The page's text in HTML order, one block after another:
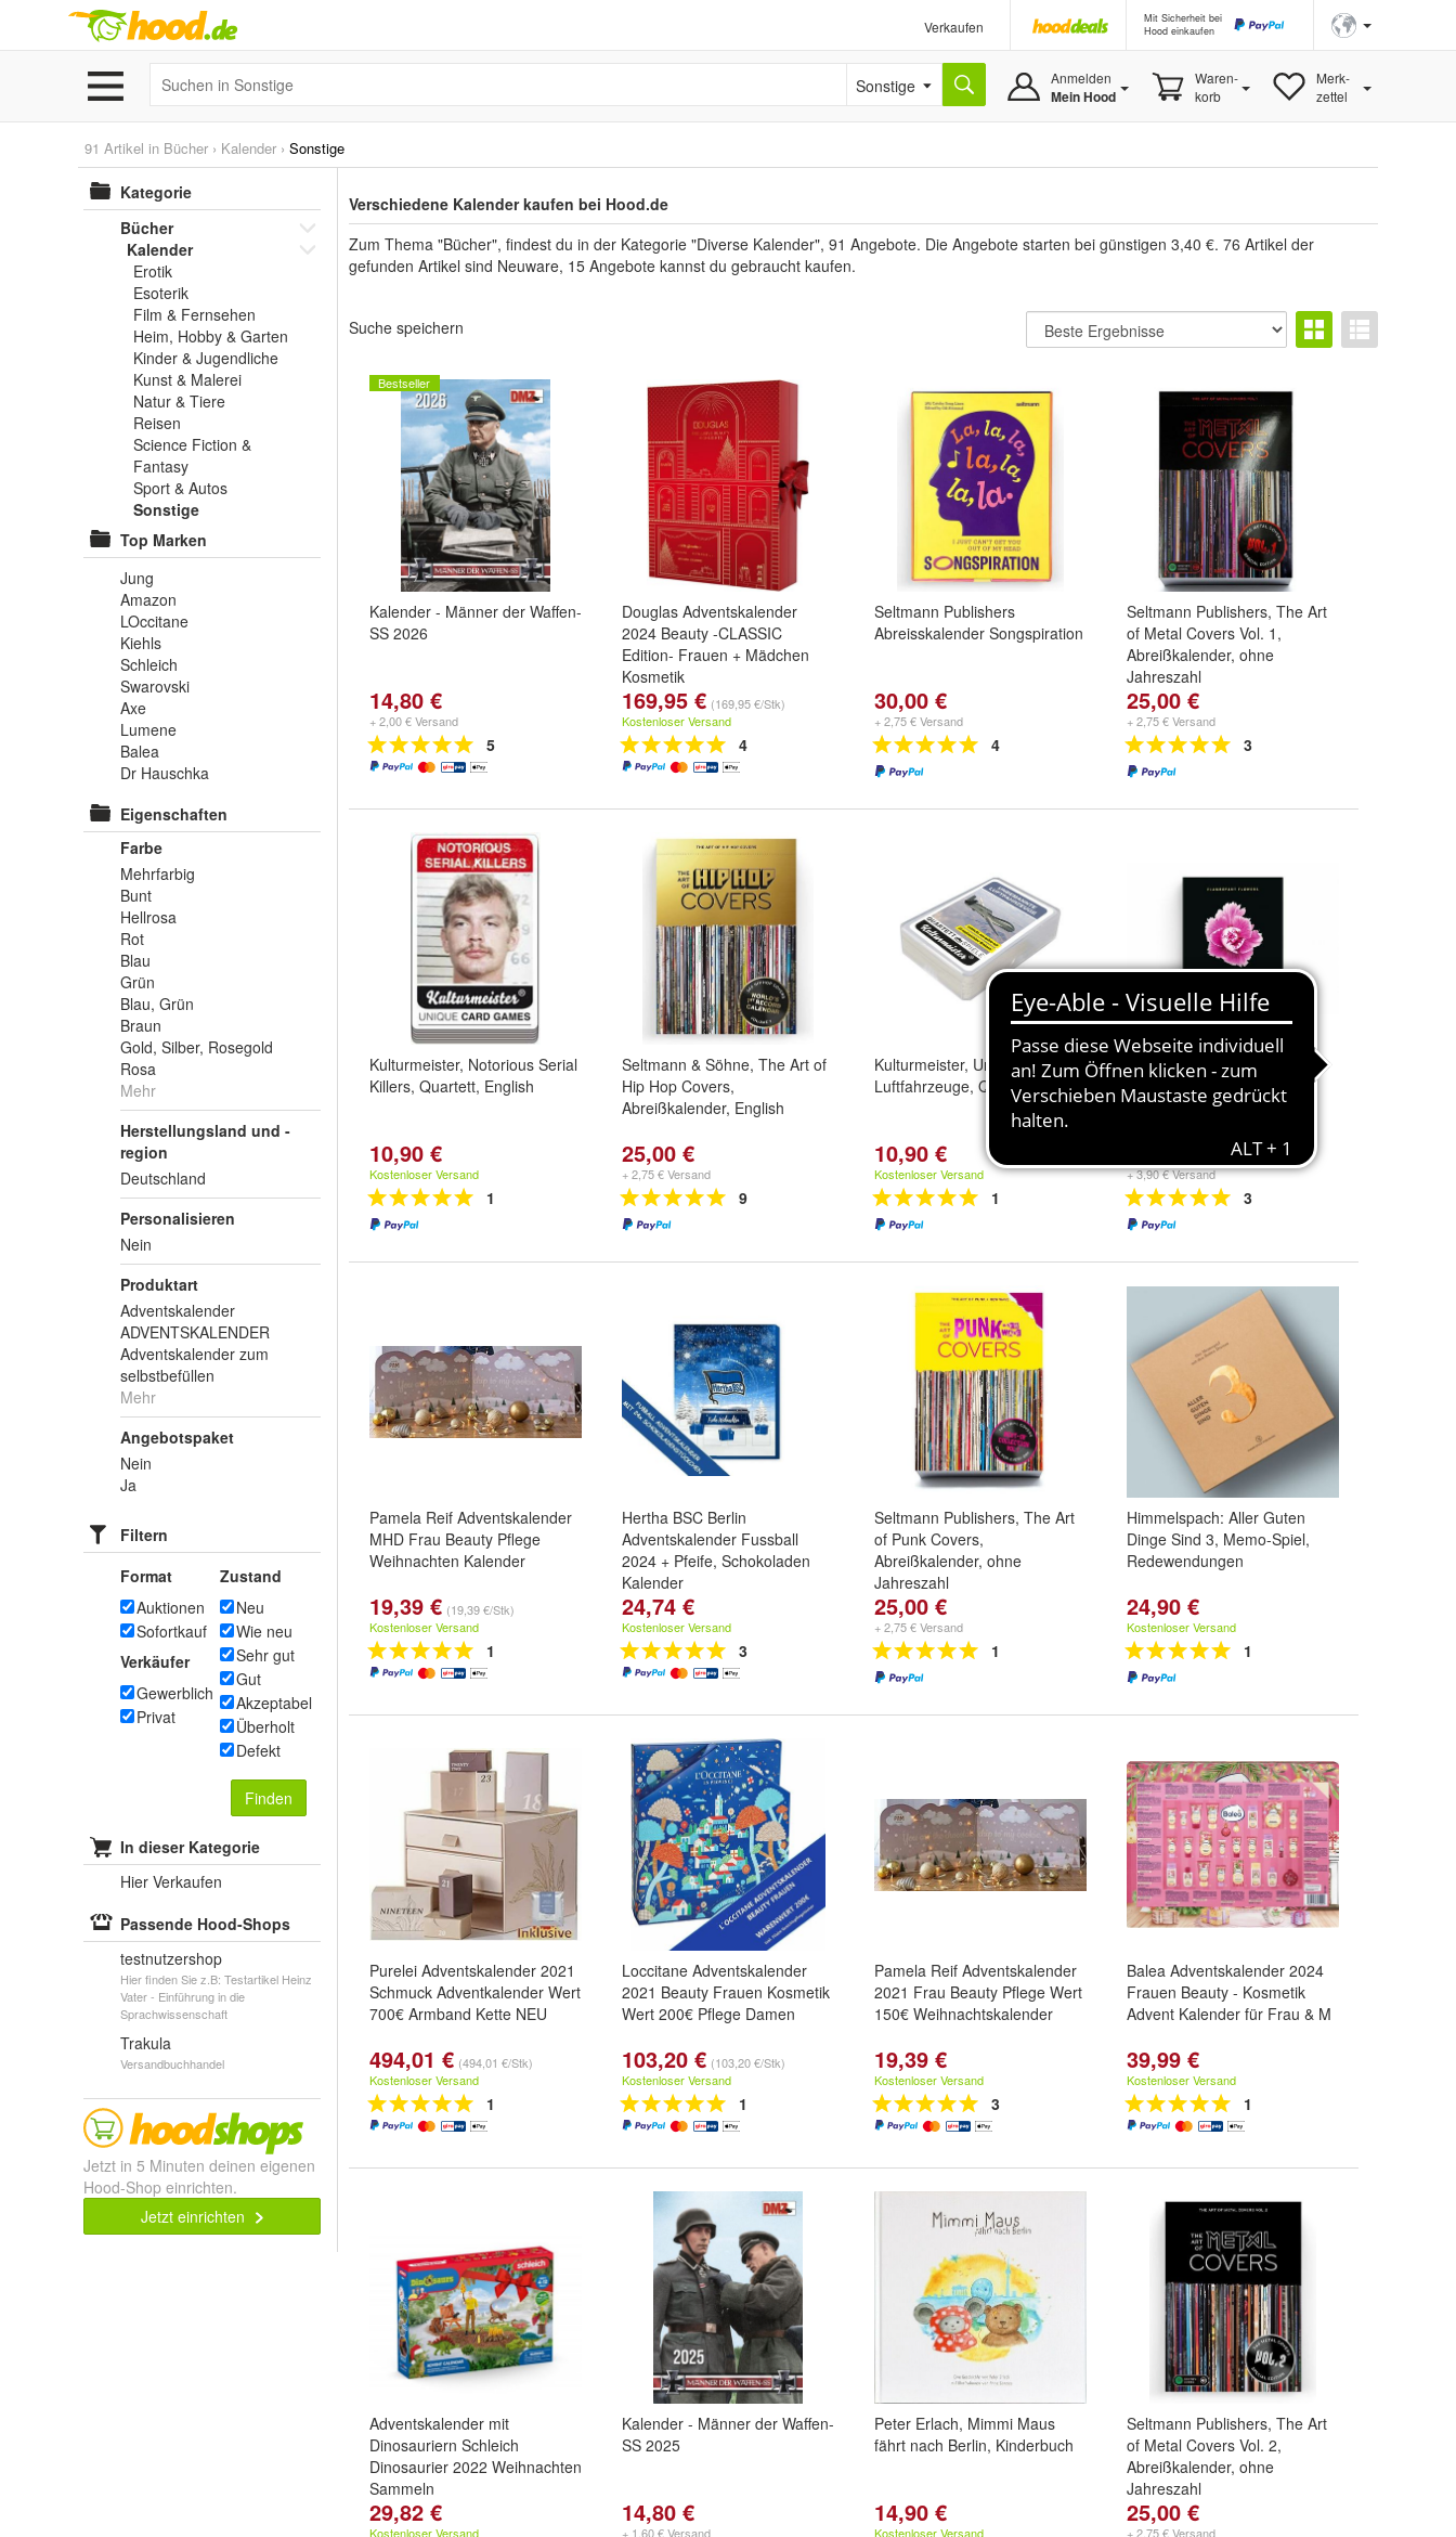
Verkaufen
Mit Sicherheit bei
Hood einkaufen
Sonstige Anmelden
Mein Hood
Waren-
korb
Merk-
zettel
91 Artikel in Bücher › Kalender › Sonstige
Kategorie
Bücher
Kalender
Erotik
Esoterik
Film & Fernsehen
Heim, Hobby & Garten
Kinder & Jugendliche
Kunst & Malerei
Natur & Tiere
Reisen
Science Fiction &
Fantasy
Sport & Autos
Sonstige
Top Marken
Jung
Amazon
LOccitane
Kiehls
Schleich
Swarovski
Axe
Lumene
Balea
Dr Hauschka
Eigenschaften
Farbe
Mehrfarbig
Bunt
Hellrosa
Rot
Blau
Grün
Blau, Grün
Braun
Gold, Silber, Rosegold
Rosa
Mehr
Herstellungsland und -
region
Deutschland
Personalisieren
Nein
Produktart
Adventskalender
ADVENTSKALENDER
Adventskalender zum
selbstbefüllen
Mehr
Angebotspaket
Nein
Ja
Filtern
Format
Auktionen
Sofortkauf
Verkäufer
Gewerblich
Privat
Zustand
Neu
Wie neu
Sehr gut
Gut
Akzeptabel
Überholt
Defekt
Finden
In dieser Kategorie
Hier Verkaufen
Passende Hood-Shops
testnutzershop
Hier finden Sie z.B: Testartikel Heinz
Vater - Einführung in die
Sprachwissenschaft
Trakula
Versandbuchhandel
Jetzt in 5 Minuten deinen eigenen
Hood-Shop einrichten.
Jetzt einrichten
Verschiedene Kalender kaufen bei Hood.de
Zum Thema "Bücher", findest du in der Kategorie "Diverse Kalender", 91 Angebote. Die Angebote starten bei günstigen 3,40 €. 76 Artikel der
gefunden Artikel sind Neuware, 15 Angebote kannst du gebraucht kaufen.
Suche speichern
Bestseller
Kalender - Männer der Waffen-
SS 2026
14,80 €
+ 2,00 € Versand
5
Douglas Adventskalender
2024 Beauty -CLASSIC
Edition- Frauen + Mädchen
Kosmetik
169,95 € (169,95 €/Stk)
Kostenloser Versand
4
Seltmann Publishers
Abreisskalender Songspiration
30,00 €
+ 2,75 € Versand
4
Seltmann Publishers, The Art
of Metal Covers Vol. 1,
Abreißkalender, ohne
Jahreszahl
25,00 €
+ 2,75 € Versand
3
Kulturmeister, Notorious Serial
Killers, Quartett, English
10,90 €
Kostenloser Versand
1
Seltmann & Söhne, The Art of
Hip Hop Covers,
Abreißkalender, English
25,00 €
+ 2,75 € Versand
9
Kulturmeister, Unbemannte
Luftfahrzeuge, Quartett
10,90 €
Kostenloser Versand
1
Seltmann, Flamboyant
Flowers - A Flower A Day,
Abreißkalender, ohne
+ 3,90 € Versand
3
Pamela Reif Adventskalender
MHD Frau Beauty Pflege
Weihnachten Kalender
19,39 € (19,39 €/Stk)
Kostenloser Versand
1
Hertha BSC Berlin
Adventskalender Fussball
2024 + Pfeife, Schokoladen
Kalender
24,74 €
Kostenloser Versand
3
Seltmann Publishers, The Art
of Punk Covers,
Abreißkalender, ohne
Jahreszahl
25,00 €
+ 2,75 € Versand
1
Himmelspach: Aller Guten
Dinge Sind 3, Memo-Spiel,
Redewendungen
24,90 €
Kostenloser Versand
1
Purelei Adventskalender 2021
Schmuck Adventkalender Wert
700€ Armband Kette NEU
494,01 € (494,01 €/Stk)
Kostenloser Versand
1
Loccitane Adventskalender
2021 Beauty Frauen Kosmetik
Wert 200€ Pflege Damen
103,20 € (103,20 €/Stk)
Kostenloser Versand
1
Pamela Reif Adventskalender
2021 Frau Beauty Pflege Wert
150€ Weihnachtskalender
19,39 €
Kostenloser Versand
3
Balea Adventskalender 2024
Frauen Beauty - Kosmetik
Advent Kalender für Frau & M
39,99 €
Kostenloser Versand
1
Adventskalender mit
Dinosauriern Schleich
Dinosaurier 2022 Weihnachten
Sammeln
29,82 €
Kostenloser Versand
Kalender - Männer der Waffen-
SS 2025
14,80 €
+ 1,60 € Versand
Peter Erlach, Mimmi Maus
fährt nach Berlin, Kinderbuch
14,90 €
Kostenloser Versand
Seltmann Publishers, The Art
of Metal Covers Vol. 2,
Abreißkalender, ohne
Jahreszahl
25,00 €
+ 2,75 € Versand